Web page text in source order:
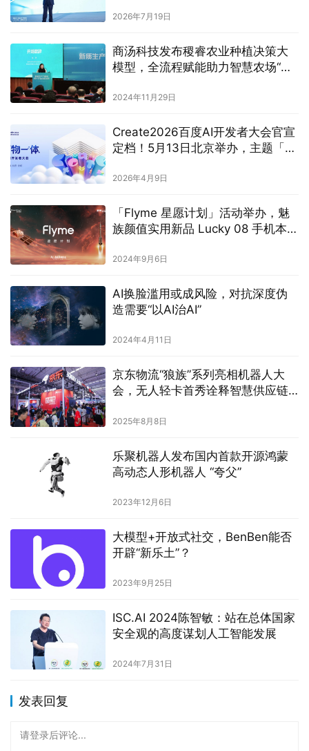
2026年7月19日
商汤科技发布稷睿农业种植决策大
模型，全流程赋能助力智慧农场“五
2024年11月29日
Create2026百度AI开发者大会官宣
定档！5月13日北京举办，主题「万
2026年4月9日
「Flyme 星愿计划」活动举办，魅
族颜值实用新品 Lucky 08 手机本月
2024年9月6日
AI换脸滥用或成风险，对抗深度伪
造需要“以AI治AI”
2024年4月11日
京东物流“狼族”系列亮相机器人大
会，无人轻卡首秀诠释智慧供应链
2025年8月8日
乐聚机器人发布国内首款开源鸿蒙
高动态人形机器人 “夸父”
2023年12月6日
大模型+开放式社交，BenBen能否
开辟“新乐土”？
2023年9月25日
ISC.AI 2024陈智敏：站在总体国家
安全观的高度谋划人工智能发展
2024年7月31日
发表回复
请登录后评论...